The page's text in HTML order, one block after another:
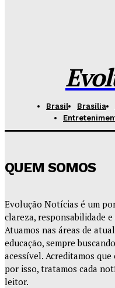
Brasil Brasília
QUEM SOMOS
Evolução Notícias é um
clareza, responsabilidade
Atuamos nas áreas de
educação, sempre
acessível. Acreditamos
por isso, tratamos cada
leitor.